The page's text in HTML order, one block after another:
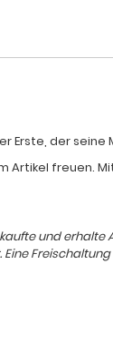
Erste, der seine
freuen.
und